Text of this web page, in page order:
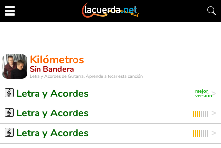
Kilómetros
Sin Bandera
Letra y Acordes de Guitarra. Aprende a tocar esta canción
Letra y Acordes
Letra y Acordes
Letra y Acordes